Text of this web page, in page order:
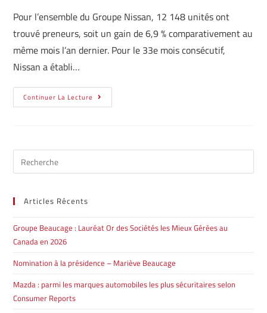
Pour l’ensemble du Groupe Nissan, 12 148 unités ont
trouvé preneurs, soit un gain de 6,9 % comparativement au
même mois l’an dernier. Pour le 33e mois consécutif,
Nissan a établi…
Continuer La Lecture
Articles Récents
Groupe Beaucage : Lauréat Or des Sociétés les Mieux Gérées au
Canada en 2026
Nomination à la présidence – Mariève Beaucage
Mazda : parmi les marques automobiles les plus sécuritaires selon
Consumer Reports